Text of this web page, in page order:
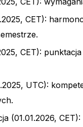
CET):
CET):
UTC):
(01.01.2026,